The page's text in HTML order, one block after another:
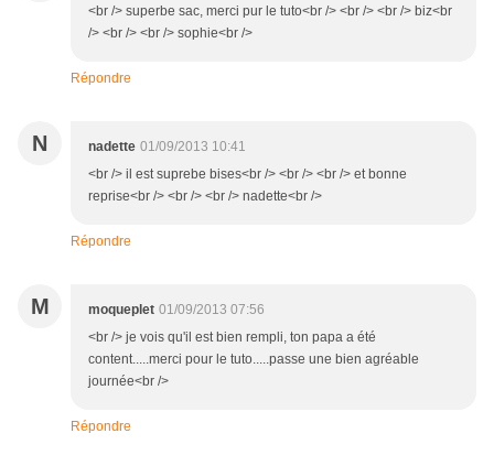
<br /> superbe sac, merci pur le tuto<br /> <br /> <br /> biz<br
/> <br /> <br /> sophie<br />
Répondre
N nadette 01/09/2013 10:41
<br /> il est suprebe bises<br /> <br /> <br /> et bonne
reprise<br /> <br /> <br /> nadette<br />
Répondre
M moqueplet 01/09/2013 07:56
<br /> je vois qu'il est bien rempli, ton papa a été
content.....merci pour le tuto.....passe une bien agréable
journée<br />
Répondre